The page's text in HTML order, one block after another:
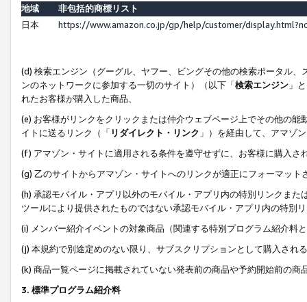
地域
非包括的商標リスト
日本
https://www.amazon.co.jp/gp/help/customer/
(d) 検索エンジン（グーグル、ヤフー、ビングその他の検索ポータル
ンのネットワークに参加する一切のサイト）（以下「検索エンジン 」
れたお客様が購入した商品、
(e) お客様がリンクをクリックまたは仲介ウェブページ上でその他の
イトに送るリンク（「 リダイレクト・リンク 」）を経由して、アマゾ
(f) アマゾン・サイトに適用される条件を遵守せずに、お客様に購入さ
(g) 乙のサイトからアマゾン・サイトへのリンクが適正にフォーマッ
(h) 承認モバイル・アプリ以外のモバイル・アプリ内の特別リンクま
ツールにより提供されたものではない承認モバイル・アプリ内の特別
(i) メンバー紹介イベントの対象商品（関連する特別プログラム紹介料
(j) 本規約で別途定めのない限り、サブスクリプションとして購入され
(k) 商品一覧ページに掲載されていない発表前の商品や予約開始前の商
3. 標準プログラム紹介料